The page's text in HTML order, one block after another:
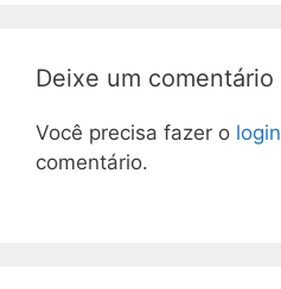
Deixe um comentário
Você precisa fazer o login
comentário.